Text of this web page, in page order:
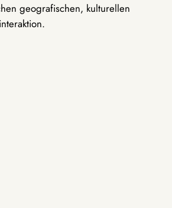
geografischen, kulturellen